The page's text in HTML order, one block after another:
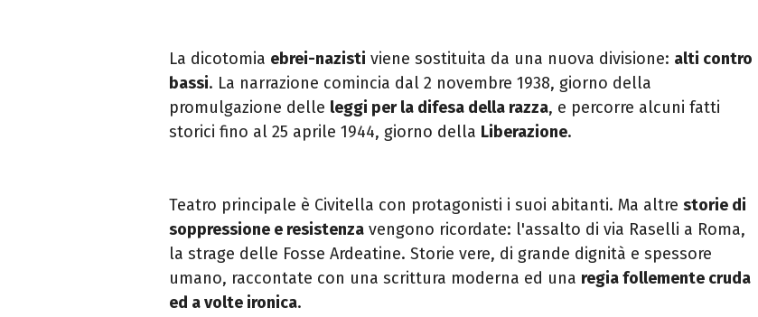
La dicotomia ebrei-nazisti viene sostituita da una nuova divisione: alti contro
bassi. La narrazione comincia dal 2 novembre 1938, giorno della
promulgazione delle leggi per la difesa della razza, e percorre alcuni fatti
storici fino al 25 aprile 1944, giorno della Liberazione.
Teatro principale è Civitella con protagonisti i suoi abitanti. Ma altre storie di
soppressione e resistenza vengono ricordate: l'assalto di via Raselli a Roma,
la strage delle Fosse Ardeatine. Storie vere, di grande dignità e spessore
umano, raccontate con una scrittura moderna ed una regia follemente cruda
ed a volte ironica.